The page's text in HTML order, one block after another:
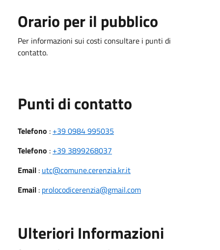
Orario per il pubblico
Per informazioni sui costi consultare i punti di
contatto.
Punti di contatto
Telefono : +39 0984 995035
Telefono : +39 3899268037
Email : utc@comune.cerenzia.kr.it
Email : prolocodicerenzia@gmail.com
Ulteriori Informazioni